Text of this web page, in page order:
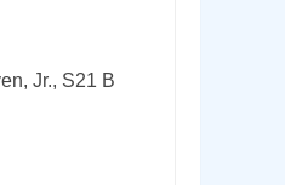
Jr., S21 B